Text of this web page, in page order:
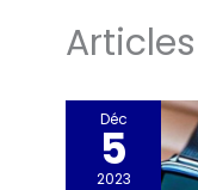
Déc
5
2023